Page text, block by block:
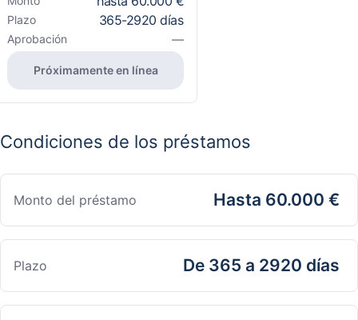
Plazo 365-2920 días
Aprobación —
Próximamente en línea
Condiciones de los préstamos
Monto del préstamo Hasta 60.000 €
Plazo De 365 a 2920 días